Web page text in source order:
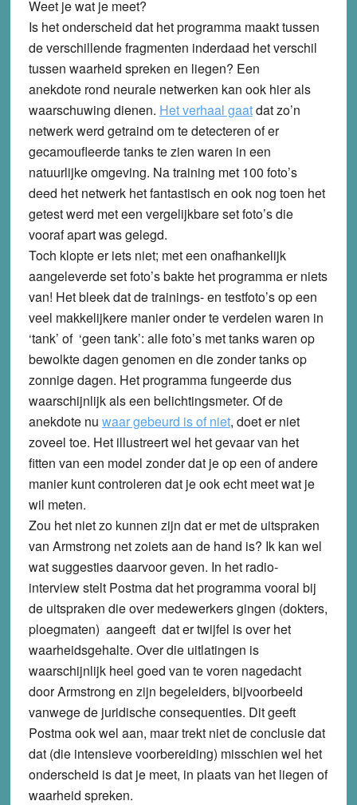
Weet je wat je meet?
Is het onderscheid dat het programma maakt tussen
de verschillende fragmenten inderdaad het verschil
tussen waarheid spreken en liegen? Een
anekdote rond neurale netwerken kan ook hier als
waarschuwing dienen. Het verhaal gaatdat zo’n
netwerk werd getraind om te detecteren of er
gecamoufleerde tanks te zien waren in een
natuurlijke omgeving. Na training met 100 foto’s
deed het netwerk het fantastisch en ook nog toen het
getest werd met een vergelijkbare set foto’s die
vooraf apart was gelegd.
Toch klopte er iets niet; met een onafhankelijk
aangeleverde set foto’s bakte het programma er niets
van! Het bleek dat de trainings- en testfoto’s op een
veel makkelijkere manier onder te verdelen waren in
‘tank’ of ‘geen tank’: alle foto’s met tanks waren op
bewolkte dagen genomen en die zonder tanks op
zonnige dagen. Het programma fungeerde dus
waarschijnlijk als een belichtingsmeter. Of de
anekdote nu waar gebeurd is of niet, doet er niet
zoveel toe. Het illustreert wel het gevaar van het
fitten van een model zonder dat je op een of andere
manier kunt controleren dat je ook echt meet wat je
wil meten.
Zou het niet zo kunnen zijn dat er met de uitspraken
van Armstrong net zoiets aan de hand is? Ik kan wel
wat suggesties daarvoor geven. In het radio-
interview stelt Postma dat het programma vooral bij
de uitspraken die over medewerkers gingen (dokters,
ploegmaten) aangeeft dat er twijfel is over het
waarheidsgehalte. Over die uitlatingen is
waarschijnlijk heel goed van te voren nagedacht
door Armstrong en zijn begeleiders, bijvoorbeeld
vanwege de juridische consequenties. Dit geeft
Postma ook wel aan, maar trekt niet de conclusie dat
dat (die intensieve voorbereiding) misschien wel het
onderscheid is dat je meet, in plaats van het liegen of
waarheid spreken.